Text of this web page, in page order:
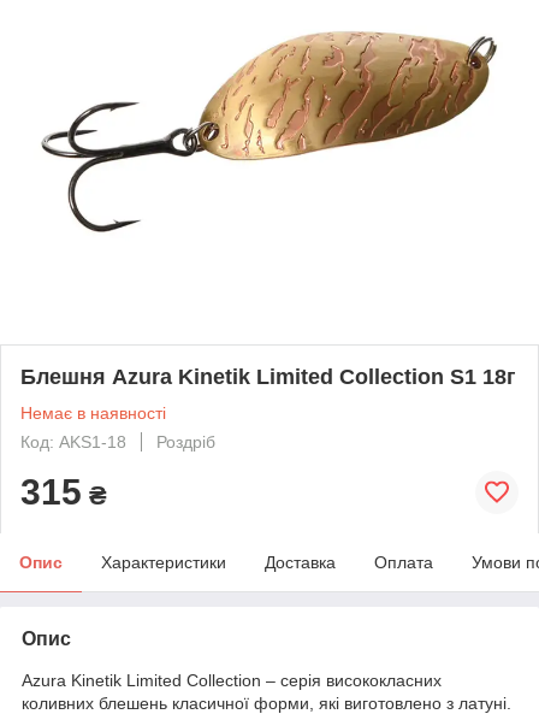
Блешня Azura Kinetik Limited Collection S1 18г
Немає в наявності
Код: AKS1-18
Роздріб
315 ₴
Опис Характеристики Доставка Оплата Умови
Опис
Azura Kinetik Limited Collection – серія висококласних
коливних блешень класичної форми, які виготовлено з латуні.